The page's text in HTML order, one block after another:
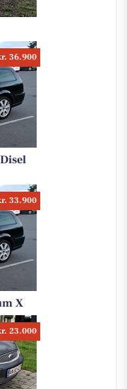
36.900
33.900
X
23.000